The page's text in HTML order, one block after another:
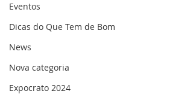
Eventos
Dicas do Que Tem de Bom
News
Nova categoria
Expocrato 2024